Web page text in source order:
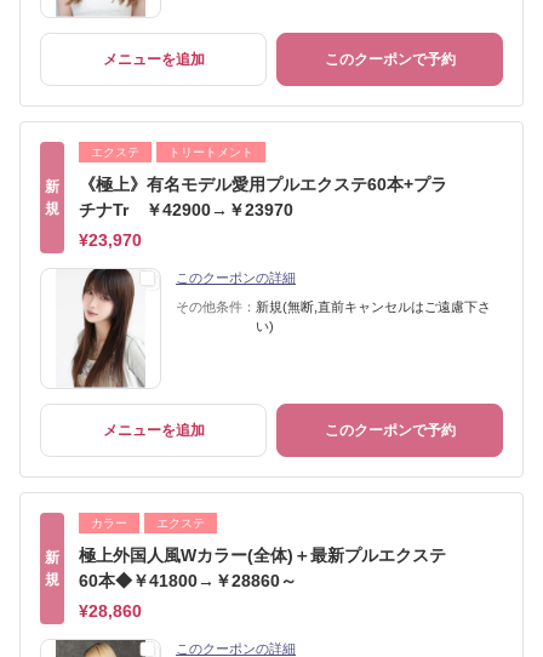
メニューを追加 このクーポンで予約
新
規
エクステ トリートメント
《極上》有名モデル愛用プルエクステ60本+プラ
チナTr ￥42900→￥23970
¥23,970
このクーポンの詳細
その他条件： 新規(無断,直前キャンセルはご遠慮下さ
い)
メニューを追加 このクーポンで予約
新
規
カラー エクステ
極上外国人風Wカラー(全体)＋最新プルエクステ
60本◆￥41800→￥28860～
¥28,860
このクーポンの詳細